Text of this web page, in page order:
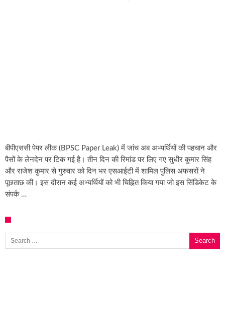
बीपीएससी पेपर लीक (BPSC Paper Leak) में जांच अब अभ्यर्थियों की पहचान और
पैसों के लेनदेन पर टिक गई है। तीन दिन की रिमांड पर लिए गए सुधीर कुमार सिंह
और राजेश कुमार से गुरुवार को दिन भर एसआईटी में शामिल पुलिस अफसरों ने
पूछताछ की। इस दौरान कई अभ्यर्थियों को भी चिह्नित किया गया जो इस सिंडिकेट के
संपर्क …
Search for: